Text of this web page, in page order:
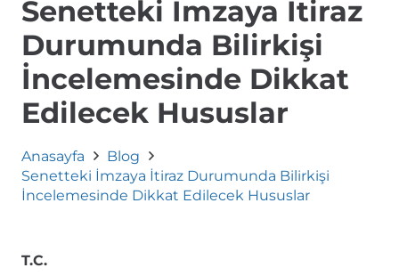
Senetteki İmzaya İtiraz
Durumunda Bilirkişi
İncelemesinde Dikkat
Edilecek Hususlar
Anasayfa
Blog
Senetteki İmzaya İtiraz Durumunda Bilirkişi
İncelemesinde Dikkat Edilecek Hususlar
T.C.